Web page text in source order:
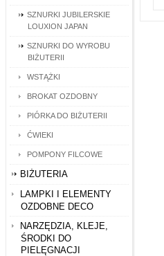
SZNURKI JUBILERSKIE
LOUXION JAPAN
SZNURKI DO WYROBU
BIŻUTERII
WSTĄŻKI
BROKAT OZDOBNY
PIÓRKA DO BIŻUTERII
ĆWIEKI
POMPONY FILCOWE
BIŻUTERIA
LAMPKI I ELEMENTY
OZDOBNE DECO
NARZĘDZIA, KLEJE,
ŚRODKI DO
PIELĘGNACJI